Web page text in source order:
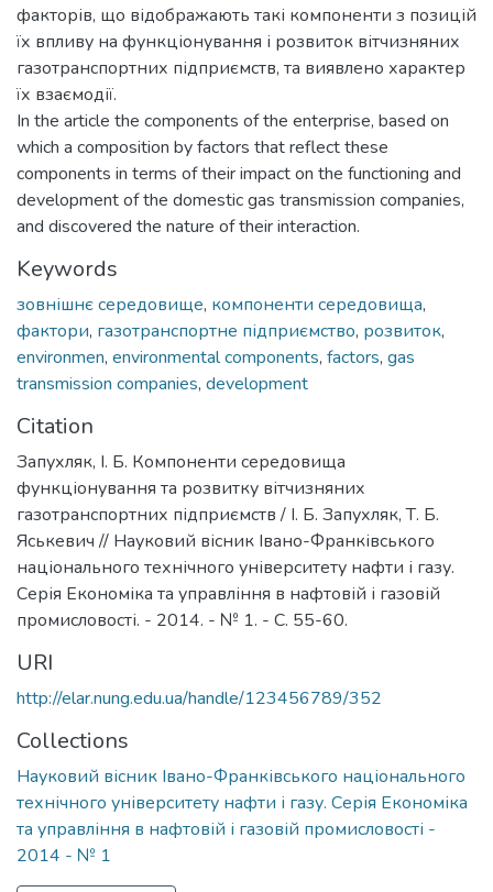
факторів, що відображають такі компоненти з позицій
їх впливу на функціонування і розвиток вітчизняних
газотранспортних підприємств, та виявлено характер
їх взаємодії.
In the article the components of the enterprise, based on
which a composition by factors that reflect these
components in terms of their impact on the functioning and
development of the domestic gas transmission companies,
and discovered the nature of their interaction.
Keywords
зовнішнє середовище, компоненти середовища,
фактори, газотранспортне підприємство, розвиток,
environmen, environmental components, factors, gas
transmission companies, development
Citation
Запухляк, І. Б. Компоненти середовища
функціонування та розвитку вітчизняних
газотранспортних підприємств / І. Б. Запухляк, Т. Б.
Яськевич // Науковий вісник Івано-Франківського
національного технічного університету нафти і газу.
Серія Економіка та управління в нафтовій і газовій
промисловості. - 2014. - № 1. - С. 55-60.
URI
http://elar.nung.edu.ua/handle/123456789/352
Collections
Науковий вісник Івано-Франківського національного
технічного університету нафти і газу. Серія Економіка
та управління в нафтовій і газовій промисловості -
2014 - № 1